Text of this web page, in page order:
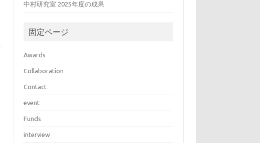
中村研究室 2025年度の成果
固定ページ
Awards
Collaboration
Contact
event
Funds
interview